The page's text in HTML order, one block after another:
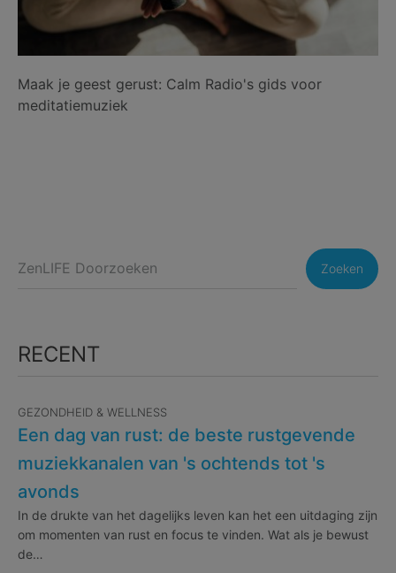
Maak je geest gerust: Calm Radio's gids voor
meditatiemuziek
Zoeken
RECENT
GEZONDHEID & WELLNESS
Een dag van rust: de beste rustgevende
muziekkanalen van 's ochtends tot 's
avonds
In de drukte van het dagelijks leven kan het een uitdaging zijn
om momenten van rust en focus te vinden. Wat als je bewust
de…